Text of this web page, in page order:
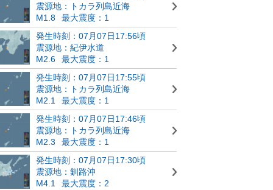
震源地：トカラ列島近海
M1.8
最大震度：1
発生時刻：07月07日17:56頃
震源地：紀伊水道
M2.6
最大震度：1
発生時刻：07月07日17:55頃
震源地：トカラ列島近海
M2.1
最大震度：1
発生時刻：07月07日17:46頃
震源地：トカラ列島近海
M2.3
最大震度：1
発生時刻：07月07日17:30頃
震源地：釧路沖
M4.1
最大震度：2